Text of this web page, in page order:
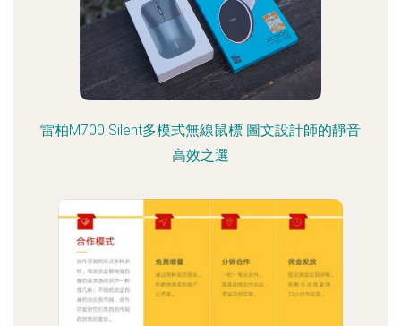
雷柏M700 Silent多模式無線鼠標 圖文設計師的靜音
高效之選